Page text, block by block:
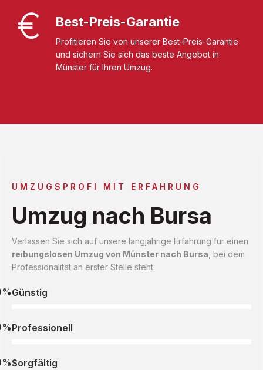
Best-Preis-Garantie
Profitieren Sie von unserer Best-Preis-Garantie
und sichern Sie sich das beste Angebot in
Münster für Ihren Umzug.
UMZUGSPROFI MIT ERFAHRUNG
Umzug nach Bursa
Verlassen Sie sich auf unsere langjährige Erfahrung für einen
reibungslosen Umzug von Münster nach Bursa , bei dem
Professionalität an erster Stelle steht.
Günstig
Professionell
Sorgfältig